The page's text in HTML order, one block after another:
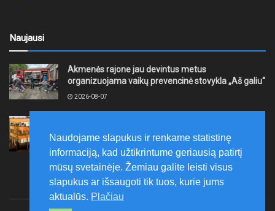
Naujausi
Akmenės rajone jau devintus metus
organizuojama vaikų prevencinė stovykla „Aš galiu“
2026-08-07
smulkiojo ir vidutinio verslo subjektų kūrimąsi
2026-08-07
Naudojame slapukus ir renkame statistinę
informaciją, kad užtikrintume geriausią patirtį
mūsų svetainėje. Žemiau galite leisti visus
slapukus ar išsaugoti tik tuos, kurie jums
aktualūs. Plačiau